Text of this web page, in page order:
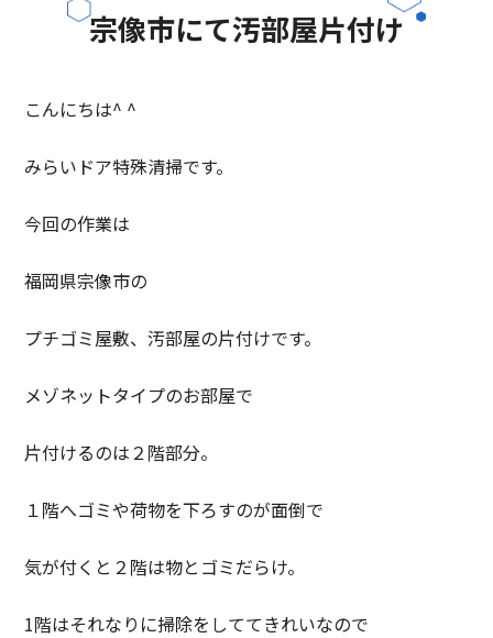
宗像市にて汚部屋片付け
こんにちは^ ^
みらいドア特殊清掃です。
今回の作業は
福岡県宗像市の
プチゴミ屋敷、汚部屋の片付けです。
メゾネットタイプのお部屋で
片付けるのは２階部分。
１階へゴミや荷物を下ろすのが面倒で
気が付くと２階は物とゴミだらけ。
1階はそれなりに掃除をしててきれいなので